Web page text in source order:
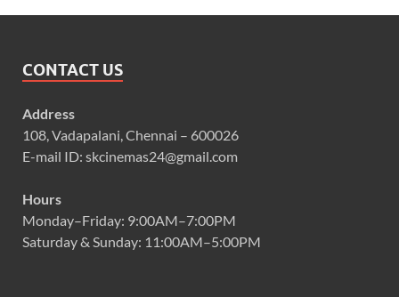
CONTACT US
Address
108, Vadapalani, Chennai – 600026
E-mail ID: skcinemas24@gmail.com
Hours
Monday–Friday: 9:00AM–7:00PM
Saturday & Sunday: 11:00AM–5:00PM